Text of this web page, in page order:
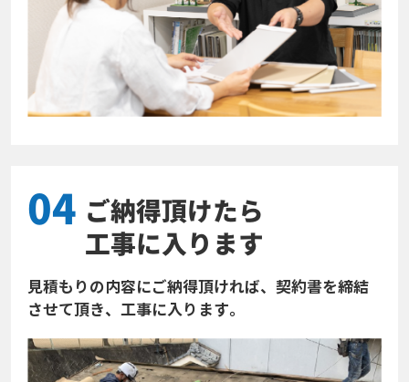
04 ご納得頂けたら
工事に入ります
見積もりの内容にご納得頂ければ、契約書を締結
させて頂き、工事に入ります。